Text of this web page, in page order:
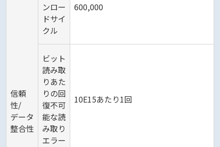
信頼
性/
データ
整合性
ンロー
ドサイ
クル
600,000
ビット
読み取
りあた
りの回
復不可
能な読
み取り
エラー
10E15あたり1回